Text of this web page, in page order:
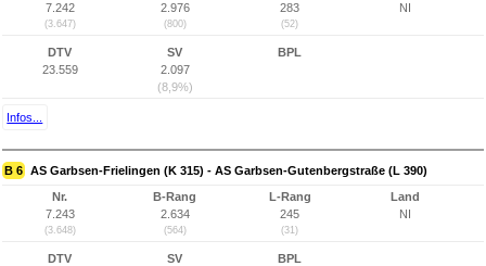
7.242
(3.647)
2.976
(800)
283
(52)
NI
DTV
23.559
SV
2.097
(8,9%)
BPL
Infos...
B 6 AS Garbsen-Frielingen (K 315) - AS Garbsen-Gutenbergstraße (L 390)
Nr.
7.243
(3.648)
B-Rang
2.634
(564)
L-Rang
245
(31)
Land
NI
DTV
SV
BPL